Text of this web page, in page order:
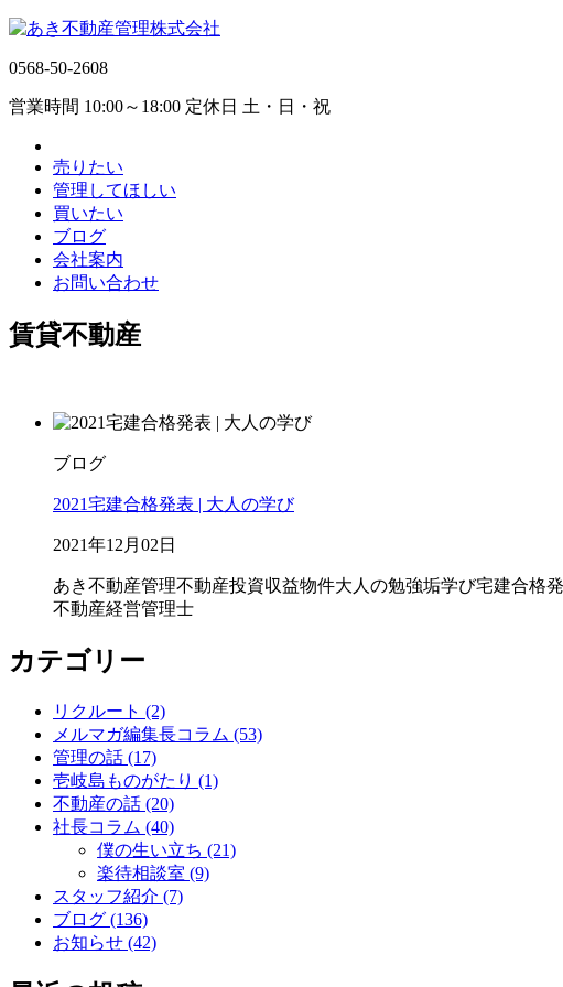
0568-50-2608
営業時間 10:00～18:00 定休日 土・日・祝
売りたい
管理してほしい
買いたい
ブログ
会社案内
お問い合わせ
賃貸不動産
ブログ
2021宅建合格発表 | 大人の学び
2021年12月02日
あき不動産管理不動産投資収益物件大人の勉強垢学び宅建合格
不動産経営管理士
カテゴリー
リクルート (2)
メルマガ編集長コラム (53)
管理の話 (17)
壱岐島ものがたり (1)
不動産の話 (20)
社長コラム (40)
僕の生い立ち (21)
楽待相談室 (9)
スタッフ紹介 (7)
ブログ (136)
お知らせ (42)